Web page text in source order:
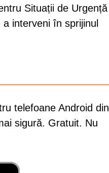
Situații de Urgență
a interveni în sprijinul
telefoane Android din
sigură. Gratuit. Nu